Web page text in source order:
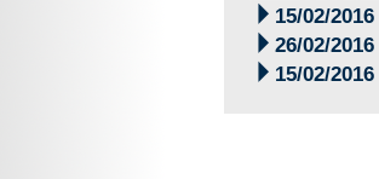
 15/02/2016
 26/02/2016
 15/02/2016